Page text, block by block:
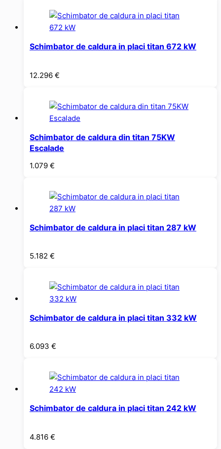
Schimbator de caldura in placi titan 672 kW
12.296 €
Schimbator de caldura din titan 75KW
Escalade
1.079 €
Schimbator de caldura in placi titan 287 kW
5.182 €
Schimbator de caldura in placi titan 332 kW
6.093 €
Schimbator de caldura in placi titan 242 kW
4.816 €